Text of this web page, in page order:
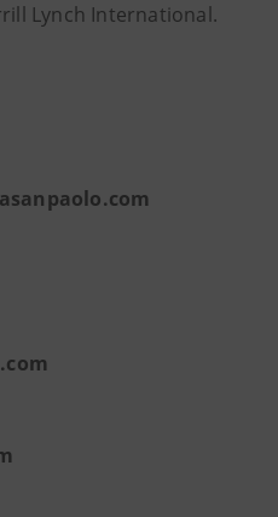
Lynch International.